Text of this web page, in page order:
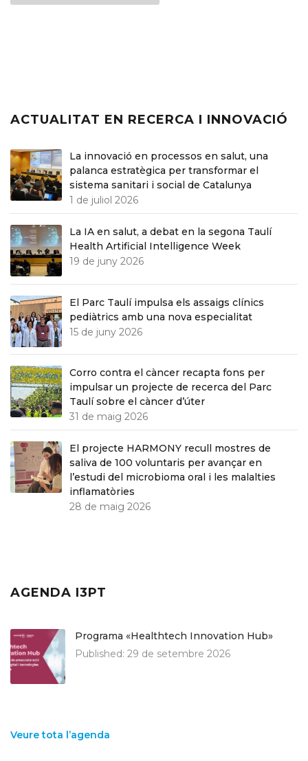
ACTUALITAT EN RECERCA I INNOVACIÓ
La innovació en processos en salut, una
palanca estratègica per transformar el
sistema sanitari i social de Catalunya
1 de juliol 2026
La IA en salut, a debat en la segona Taulí
Health Artificial Intelligence Week
19 de juny 2026
El Parc Taulí impulsa els assaigs clínics
pediàtrics amb una nova especialitat
15 de juny 2026
Corro contra el càncer recapta fons per
impulsar un projecte de recerca del Parc
Taulí sobre el càncer d’úter
31 de maig 2026
El projecte HARMONY recull mostres de
saliva de 100 voluntaris per avançar en
l’estudi del microbioma oral i les malalties
inflamatòries
28 de maig 2026
AGENDA I3PT
Programa «Healthtech Innovation Hub»
Published: 29 de setembre 2026
Veure tota l’agenda